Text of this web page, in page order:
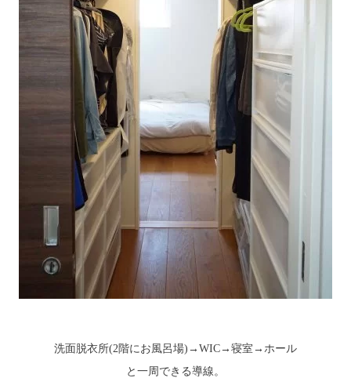
洗面脱衣所(2階にお風呂場)→WIC→寝室→ホール
と一周できる導線。